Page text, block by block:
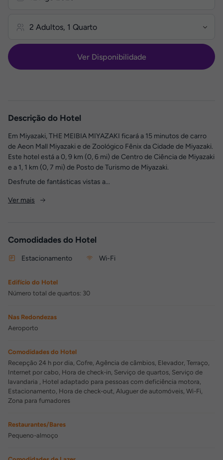
Ver Disponibilidade
Descrição do Hotel
Em Miyazaki, THE MEIBIA MIYAZAKI ficará a 15 minutos de carro
de Aeon Mall Miyazaki e de Zoológico Fênix da Cidade de Miyazaki.
Este hotel está a 0, 9 km (0, 6 mi) de Centro de Ciência de Miyazaki
e a 1, 1 km (0, 7 mi) de Posto de Turismo de Miyazaki.
Desfrute de fantásticas vistas a...
Ver mais
Comodidades do Hotel
Estacionamento Wi-Fi
Edifício do Hotel
Número total de quartos: 30
Nas Redondezas
Aeroporto
Comodidades do Hotel
Recepção 24 h por dia, Cofre, Agência de câmbios, Elevador, Terraço,
Internet por cabo, Hora de check-in, Serviço de quartos, Serviço de
lavandaria , Hotel adaptado para pessoas com deficiência motora,
Estacionamento, Hora de check-out, Aluguer de automóveis, Wi-Fi,
Zona para fumadores
Restaurantes/Bares
Pequeno-almoço